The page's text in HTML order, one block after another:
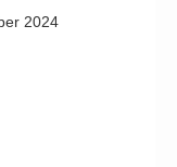
2024